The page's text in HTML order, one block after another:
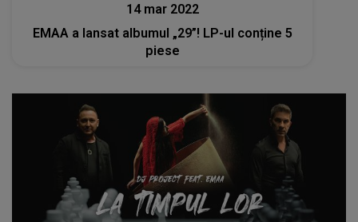
14 mar 2022
EMAA a lansat albumul „29”! LP-ul conține 5
piese